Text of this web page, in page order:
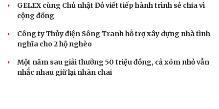
GELEX cùng Chủ nhật Đỏ viết tiếp hành trình sẻ chia vì
cộng đồng
Công ty Thủy điện Sông Tranh hỗ trợ xây dựng nhà tình
nghĩa cho 2 hộ nghèo
Một năm sau giải thưởng 50 triệu đồng, cả xóm nhỏ vẫn
nhắc nhau giữ lại nhãn chai